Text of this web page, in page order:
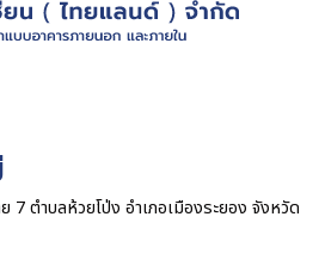
7 ตำบลห้วยโป่ง อำเภอเมืองระยอง จังหวัด